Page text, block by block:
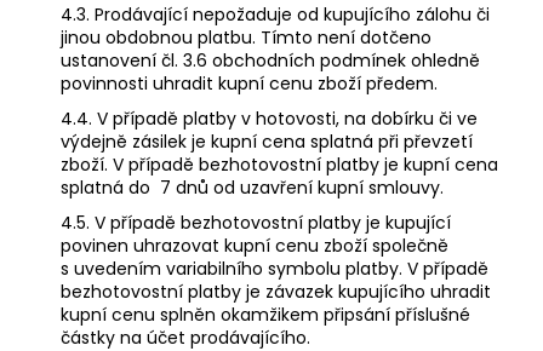
4.3. Prodávající nepožaduje od kupujícího zálohu či
jinou obdobnou platbu. Tímto není dotčeno
ustanovení čl. 3.6 obchodních podmínek ohledně
povinnosti uhradit kupní cenu zboží předem.
4.4. V případě platby v hotovosti, na dobírku či ve
výdejně zásilek je kupní cena splatná při převzetí
zboží. V případě bezhotovostní platby je kupní cena
splatná do 7 dnů od uzavření kupní smlouvy.
4.5. V případě bezhotovostní platby je kupující
povinen uhrazovat kupní cenu zboží společně
s uvedením variabilního symbolu platby. V případě
bezhotovostní platby je závazek kupujícího uhradit
kupní cenu splněn okamžikem připsání příslušné
částky na účet prodávajícího.